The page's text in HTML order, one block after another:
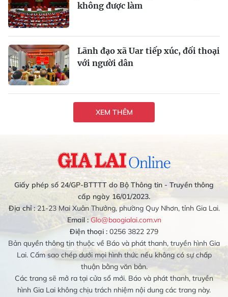
không được làm
Lãnh đạo xã Uar tiếp xúc, đối thoại
với người dân
XEM THÊM
Giấy phép số 24/GP-BTTTT do Bộ Thông tin - Truyền thông
cấp ngày 16/01/2023.
Địa chỉ :21-23 Mai Xuân Thưởng, phường Quy Nhơn, tỉnh Gia Lai.
Email : Glo@baogialai.com.vn
Điện thoại : 0256 3822 279
Bản quyền thông tin thuộc về Báo và phát thanh, truyền hình Gia
Lai. Cấm sao chép dưới mọi hình thức nếu không có sự chấp
thuận bằng văn bản.
Các trang sẽ mở ra tại cửa sổ mới. Báo và phát thanh, truyền
hình Gia Lai không chịu trách nhiệm nội dung các trang này.